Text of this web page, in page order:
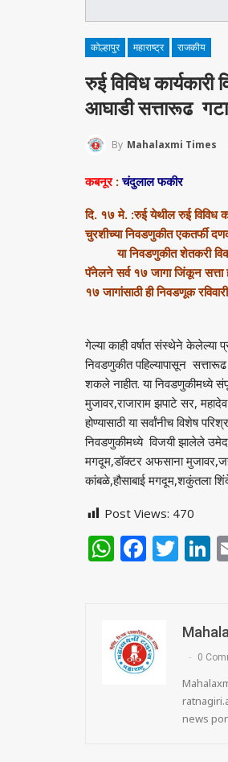
कोल्हापुर महाराष्ट्र राजकीय
रुई विविध
आघाडी सत्तारूढ
By Mahalaxmi Times
कबनूर:चंदुलाल फकीर
दि. १७ मे. :रुई येथील रुई विविध
चुरशीच्या निवडणुकीत एकतर्फी
या निवडणुकीत शेतकरी विकास
पॅनेलने सर्व १७ जागा जिंकून सत्ता
१७ जागांसाठी ही निवडणूक
गेल्या काही वर्षात संस्थेने केलेल्या
निवडणुकीत पहिल्यापासून
शकले नाहीत. या निवडणुकीमध्ये
मुजावर,राजाराम झपाटे सर,
होण्यासाठी या सर्वांनीच विशेष
निवडणुकीमध्ये विजयी झालेले
मगदूम,डॉक्टर अफसाना
कांबळे,हौसाबाई मगदूम,शकुंतला
Post Views: 470
0
news